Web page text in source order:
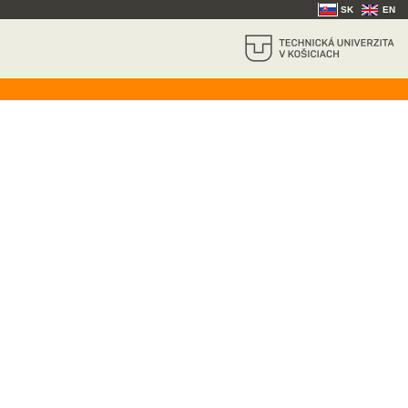
SK EN